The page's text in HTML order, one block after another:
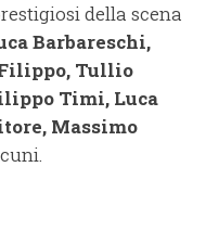
della scena
Barbareschi,
Filippo, Tullio
Timi, Luca
Massimo